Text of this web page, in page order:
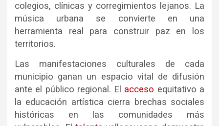
colegios, clínicas y corregimientos lejanos. La
música urbana se convierte en una
herramienta real para construir paz en los
territorios.
Las manifestaciones culturales de cada
municipio ganan un espacio vital de difusión
ante el público regional. El acceso equitativo a
la educación artística cierra brechas sociales
históricas en las comunidades más